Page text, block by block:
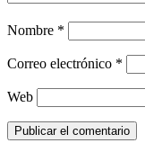
Nombre *
Correo electrónico *
Web